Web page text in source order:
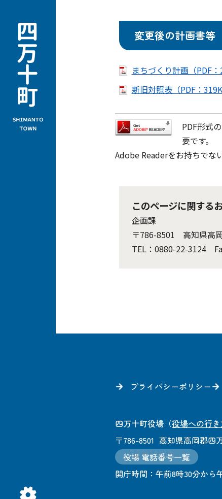
変更後の計画書等
まちづくり計画（PDF：
新旧対照表（PDF：
PDF形式
要です。
Adobe Readerをお持ちでな
このページに関する
企画課
〒786-8501 高知県高
TEL：0880-22-3124
プライバシーポリシー
四万十町役場 （役場への行
〒786-8501 高知県高岡郡四
役場 電話番号一覧
開庁時間： 午前8時30分から